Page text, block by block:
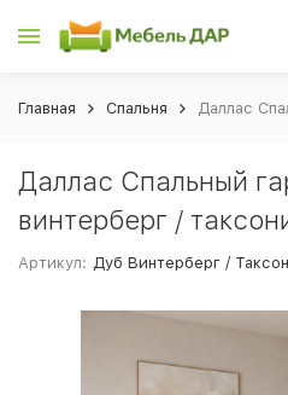
Главная Спальня Даллас
Даллас Спальный
винтерберг /
Артикул: Дуб Винтерберг /